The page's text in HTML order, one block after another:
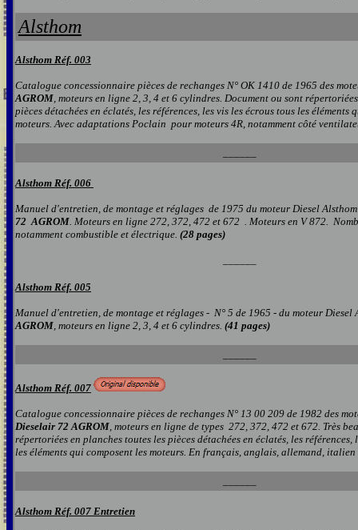
Alsthom
Alsthom Réf. 003
Catalogue concessionnaire pièces de rechanges N° OK 1410 de 1965 des
AGROM, moteurs en ligne 2, 3, 4 et 6 cylindres. Document ou sont
pièces détachées en éclatés, les références, les vis les écrous tous les éléments
moteurs.Avec adaptations Poclain pour moteurs 4R, notamment côté
Alsthom Réf. 006
Manuel d'entretien, de montage et réglages de 1975 du moteur Diesel
72 AGROM. Moteurs en ligne 272, 372, 472 et 672 . Moteurs en V 872.
notamment combustible et électrique. (28 pages)
Alsthom Réf. 005
Manuel d'entretien, de montage et réglages - N° 5 de 1965 - du moteur Diesel
AGROM, moteurs en ligne 2, 3, 4 et 6 cylindres. (41 pages)
Alsthom Réf. 007
Catalogue concessionnaire pièces de rechanges N° 13 00 209 de 1982 des
Dieselair 72 AGROM, moteurs en ligne de types 272, 372, 472 et 672. Très
répertoriées en planches toutes les pièces détachées en éclatés, les références,
les éléments qui composent les moteurs. En français, anglais, allemand,
Alsthom Réf. 007 Entretien